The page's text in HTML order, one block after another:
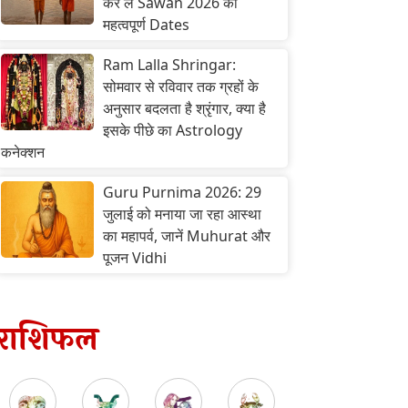
महत्वपूर्ण Dates
Ram Lalla Shringar:
सोमवार से रविवार तक ग्रहों के
अनुसार बदलता है श्रृंगार, क्या है
इसके पीछे का Astrology
कनेक्शन
Guru Purnima 2026: 29
जुलाई को मनाया जा रहा आस्था
का महापर्व, जानें Muhurat और
पूजन Vidhi